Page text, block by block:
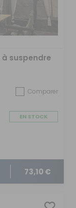
suspendre
Comparer
EN STOCK
73,10 €